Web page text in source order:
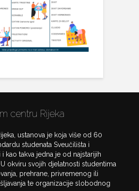
centru Rijeka
ustanova je koja više od 60
studenata Sveučilišta i
kao takva jedna je od najstarijih
okviru svojih djelatnosti studentima
prehrane, privremenog ili
te organizacije slobodnog